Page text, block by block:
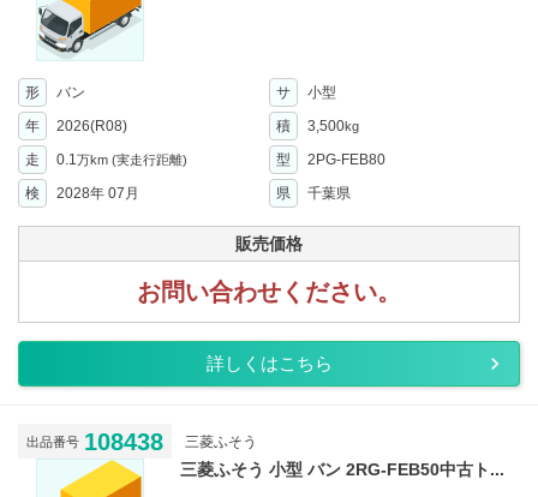
形 バン サ
小型
年
2026(R08) 積 3,500kg
走 0.1万km (実走行距離) 型
2PG-FEB80
検
2028年 07月 県 千葉県
販売価格
お問い合わせください。
詳しくはこちら
出品番号 108438 三菱ふそう
三菱ふそう 小型 バン 2RG-FEB50中古ト...